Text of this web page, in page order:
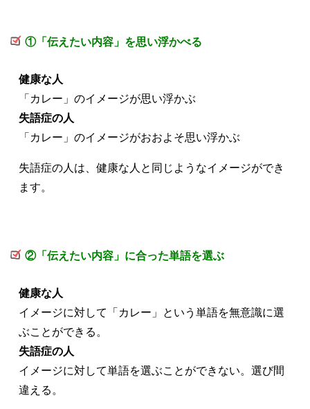
①「伝えたい内容」を思い浮かべる
健康な人
「カレー」のイメージが思い浮かぶ
失語症の人
「カレー」のイメージがおおよそ思い浮かぶ
失語症の人は、健康な人と同じようなイメージができ
ます。
②「伝えたい内容」に合った単語を選ぶ
健康な人
イメージに対して「カレー」という単語を無意識に選
ぶことができる。
失語症の人
イメージに対して単語を選ぶことができない。選び間
違える。